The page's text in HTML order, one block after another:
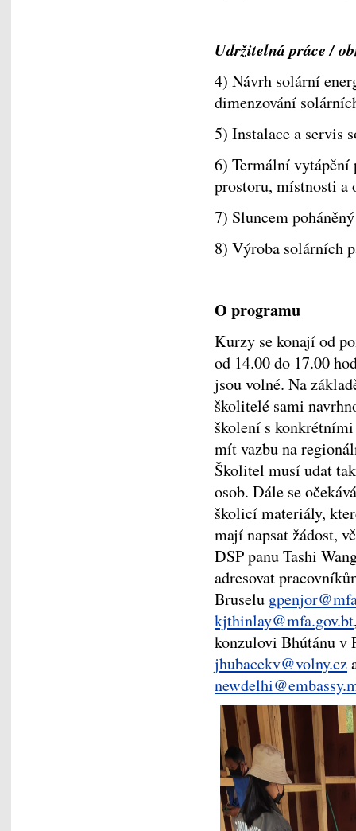
Udržitelná práce /
4) Návrh solární
dimenzování
5) Instalace a
6) Termální
prostoru, místnosti
7) Sluncem
8) Výroba solárních
O programu
Kurzy se konají od
od 14.00 do 17.00
jsou volné. Na
školitelé sami
školení s
mít vazbu na
Školitel musí udat
osob. Dále se
školicí materiály,
mají napsat žádost,
DSP panu Tashi
adresovat
Bruselu
kjthinlay@mfa.gov.bt
konzulovi Bhútánu v
jhubacekv@volny.cz